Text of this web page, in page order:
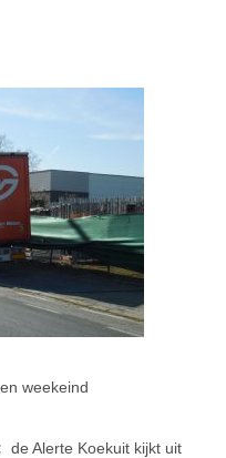
weekeind
de Alerte Koekuit kijkt uit